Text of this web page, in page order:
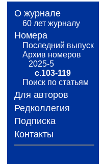
О журнале
60 лет журналу
Номера
Последний выпуск
Архив номеров
2025-5
с.103-119
Поиск по статьям
Для авторов
Редколлегия
Подписка
Контакты